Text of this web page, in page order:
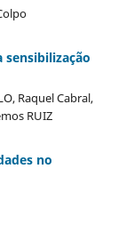
sensibilização
Raquel Cabral,
RUIZ
no